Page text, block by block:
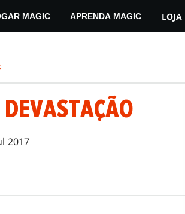
MAGIC APRENDA MAGIC LOJA
2017